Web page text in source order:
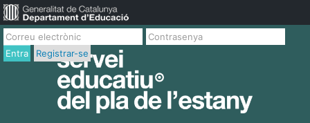
Entra Registrar-se